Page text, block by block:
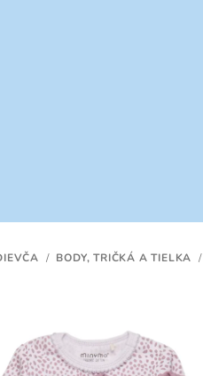
/ BODY, TRIČKÁ A TIELKA /